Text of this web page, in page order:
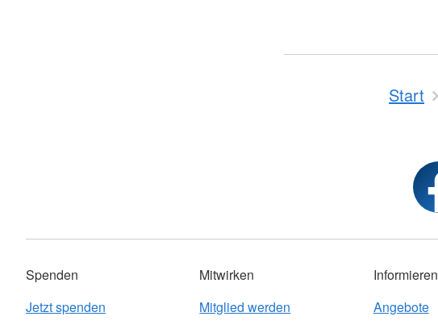
Start
Spenden
Jetzt spenden
Mitwirken
Mitglied werden
Informieren
Angebote